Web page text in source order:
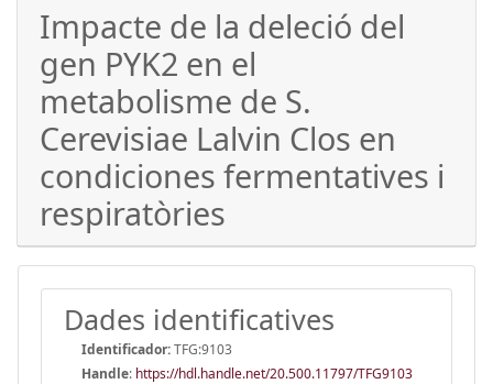
Impacte de la deleció del
gen PYK2 en el
metabolisme de S.
Cerevisiae Lalvin Clos en
condiciones fermentatives i
respiratòries
Dades identificatives
Identificador:TFG:9103
Handle: https://hdl.handle.net/20.500.11797/TFG9103